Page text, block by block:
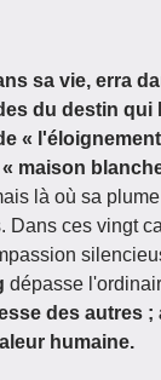
sa vie, erra
du destin qui
«
maison
là où sa
Dans ces vingt
dépasse
des autres
humaine.